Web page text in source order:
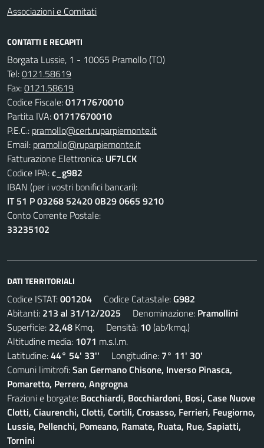
Associazioni e Comitati
CONTATTI E RECAPITI
Borgata Lussie, 1 - 10065 Pramollo (TO)
Tel:0121.58619
Fax:0121.58619
Codice Fiscale:01717670010
Partita IVA:01717670010
P.E.C.: pramollo@cert.ruparpiemonte.it
Email: pramollo@ruparpiemonte.it
Fatturazione Elettronica: UF7LCK
Codice IPA:c_g982
IBAN (per i vostri bonifici bancari):
IT 51 P 03268 52420 0B29 0665 9210
Conto Corrente Postale:
33235102
DATI TERRITORIALI
Codice ISTAT:001204 Codice Catastale:G982
Abitanti: 213 al 31/12/2025 Denominazione: Pramollini
Superficie: 22,48 Kmq. Densità: 10(ab/kmq.)
Altitudine media: 1071 m.s.l.m.
Latitudine:44° 54' 33'' Longitudine: 7° 11' 30'
Comuni limitrofi:San Germano Chisone, Inverso Pinasca,
Pomaretto, Perrero, Angrogna
Frazioni e borgate: Bocchiardi, Bocchiardoni, Bosi, Case Nuove
Clotti, Ciaurenchi, Clotti, Cortili, Crosasso, Ferrieri, Feugiorno,
Lussie, Pellenchi, Pomeano, Ramate, Ruata, Rue, Sapiatti,
Tornini